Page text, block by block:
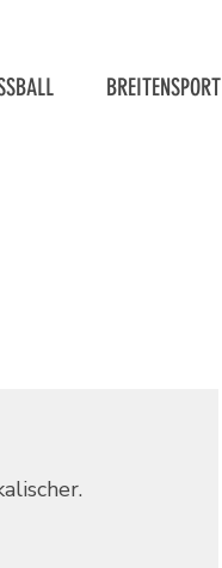
BREITENSPORT